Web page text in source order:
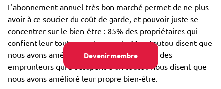
Devenir membre
L'abonnement annuel très bon marché permet de ne plus
avoir à ce soucier du coût de garde, et pouvoir juste se
concentrer sur le bien-être : 85% des propriétaires qui
confient leur toutou par Emprunte Mon Toutou disent que
nous avons amélioré son bien-être, et 98% des
emprunteurs qui s'occupent d'un toutou nous disent que
nous avons amélioré leur propre bien-être.